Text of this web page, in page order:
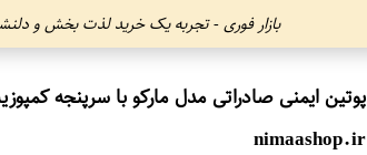
بازار فوری - تجربه یک خرید لذت بخش و
پوتین ایمنی صادراتی مدل مارکو با سرپنجه
nimaashop.ir